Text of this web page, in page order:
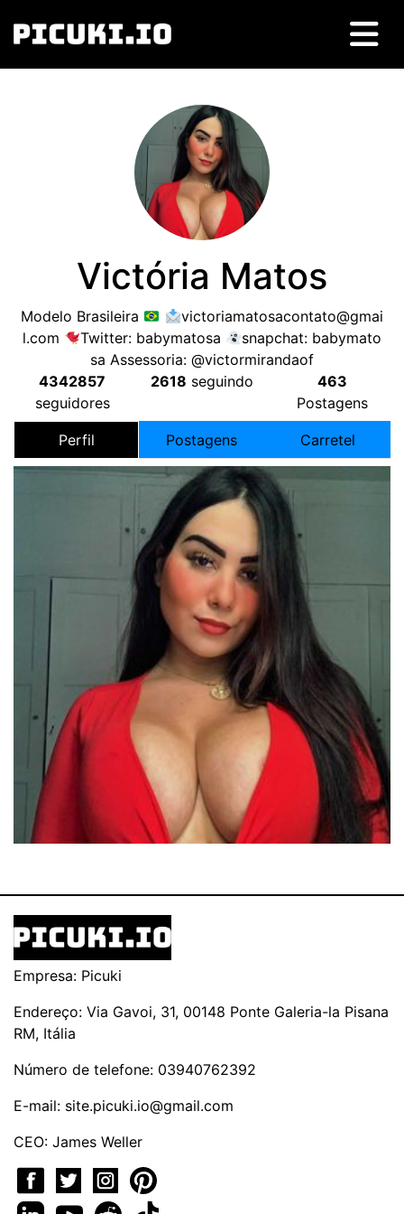
Victória Matos
Modelo Brasileira
victoriamatosacontato@gmai
l.com
Twitter: babymatosa
snapchat: babymato
sa Assessoria: @victormirandaof
4342857
seguidores
2618 seguindo
463
Postagens
Perfil Postagens Carretel
Empresa: Picuki
Endereço: Via Gavoi, 31, 00148 Ponte Galeria-la Pisana
RM, Itália
Número de telefone: 03940762392
E-mail: site.picuki.io@gmail.com
CEO: James Weller